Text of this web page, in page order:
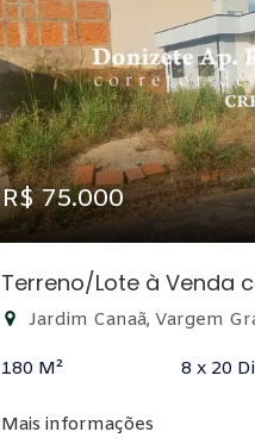
R$ 75.000
Terreno/Lote à Venda
Jardim Canaã, Vargem
180 M² 8 x 20
Mais informações